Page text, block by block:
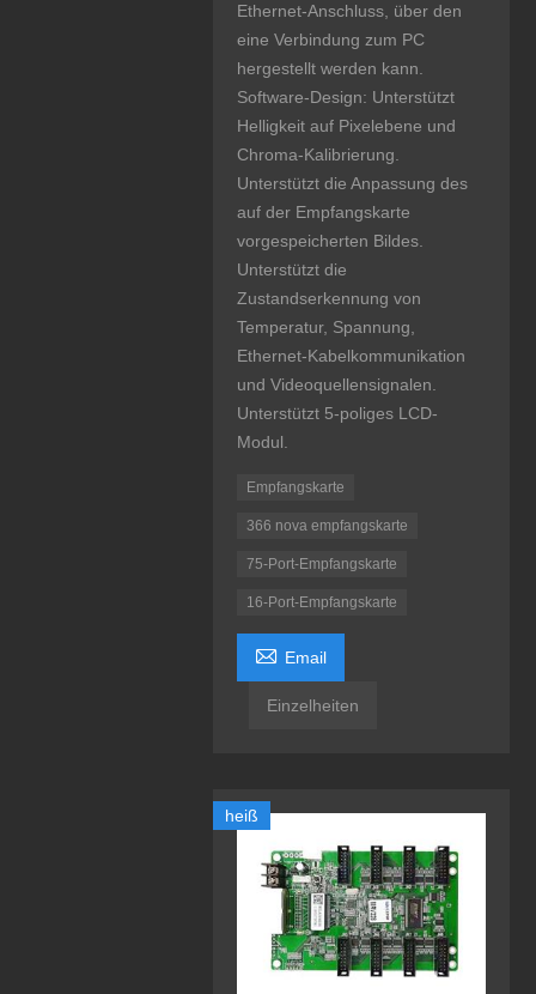
Ethernet-Anschluss, über den
eine Verbindung zum PC
hergestellt werden kann.
Software-Design: Unterstützt
Helligkeit auf Pixelebene und
Chroma-Kalibrierung.
Unterstützt die Anpassung des
auf der Empfangskarte
vorgespeicherten Bildes.
Unterstützt die
Zustandserkennung von
Temperatur, Spannung,
Ethernet-Kabelkommunikation
und Videoquellensignalen.
Unterstützt 5-poliges LCD-
Modul.
Empfangskarte
366 nova empfangskarte
75-Port-Empfangskarte
16-Port-Empfangskarte
 Email
Einzelheiten
heiß